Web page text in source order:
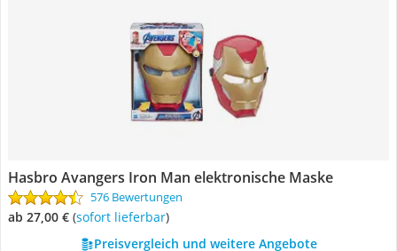
Hasbro Avangers Iron Man elektronische Maske
576 Bewertungen
ab 27,00 € ( Sofort lieferbar)
Preisvergleich und weitere Angebote